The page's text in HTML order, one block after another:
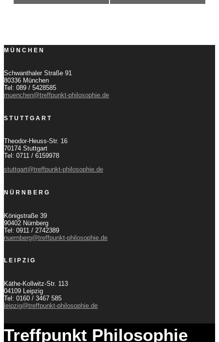
MÜNCHEN
Schwanthaler Straße 91
80336 München
Tel: 089 / 5428585
muenchen@treffpunkt-philosophie.de
STUTTGART
Theodor-Heuss-Str. 16
70174 Stuttgart
Tel: 0711 / 6159978
stuttgart@treffpunkt-philosophie.de
NÜRNBERG
Königstraße 39
90402 Nürnberg
Tel: 0911 / 2742389
nuernberg@treffpunkt-philosophie.de
LEIPZIG
Käthe-Kollwitz-Str. 113
04109 Leipzig
Tel: 0160 / 3467 585
leipzig@treffpunkt-philosophie.de
Treffpunkt Philosophie